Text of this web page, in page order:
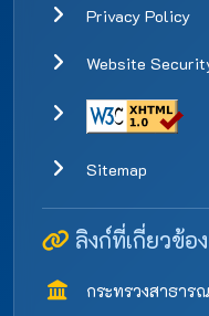
Privacy Policy
Website
Sitemap
ลิงก์ที่เกี่ยวข้อง
กระทรวงสาธาร